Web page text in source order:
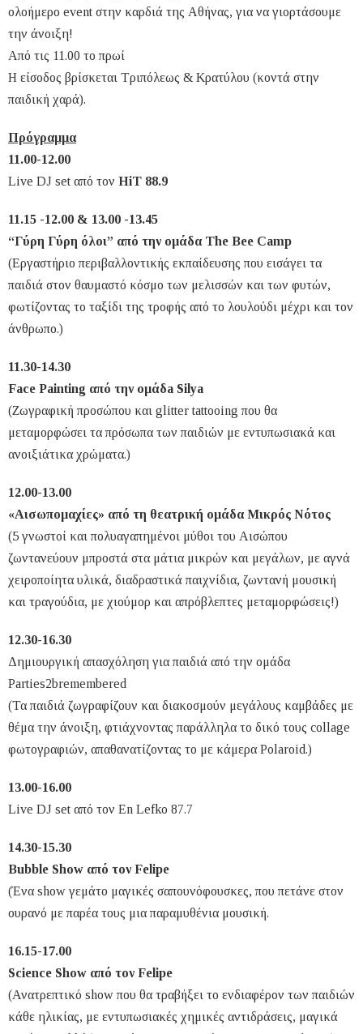
ολοήμερο event στην καρδιά της Αθήνας, για να γιορτάσουμε
την άνοιξη!
Από τις 11.00 το πρωί
Η είσοδος βρίσκεται Τριπόλεως & Κρατύλου (κοντά στην
παιδική χαρά).
Πρόγραμμα
11.00-12.00
Live DJ set από τον HiT 88.9
11.15 -12.00 & 13.00 -13.45
“Γύρη Γύρη όλοι” από την ομάδα The Bee Camp
(Εργαστήριο περιβαλλοντικής εκπαίδευσης που εισάγει τα
παιδιά στον θαυμαστό κόσμο των μελισσών και των φυτών,
φωτίζοντας το ταξίδι της τροφής από το λουλούδι μέχρι και τον
άνθρωπο.)
11.30-14.30
Face Painting από την ομάδa Silya
(Ζωγραφική προσώπου και glitter tattooing που θα
μεταμορφώσει τα πρόσωπα των παιδιών με εντυπωσιακά και
ανοιξιάτικα χρώματα.)
12.00-13.00
«Αισωπομαχίες» από τη θεατρική ομάδα Μικρός Νότος
(5 γνωστοί και πολυαγαπημένοι μύθοι του Αισώπου
ζωντανεύουν μπροστά στα μάτια μικρών και μεγάλων, με αγνά
χειροποίητα υλικά, διαδραστικά παιχνίδια, ζωντανή μουσική
και τραγούδια, με χιούμορ και απρόβλεπτες μεταμορφώσεις!)
12.30-16.30
Δημιουργική απασχόληση για παιδιά από την ομάδα
Parties2bremembered
(Τα παιδιά ζωγραφίζουν και διακοσμούν μεγάλους καμβάδες με
θέμα την άνοιξη, φτιάχνοντας παράλληλα το δικό τους collage
φωτογραφιών, απαθανατίζοντας το με κάμερα Polaroid.)
13.00-16.00
Live DJ set από τον En Lefko 87.7
14.30-15.30
Bubble Show από τον Felipe
(Ένα show γεμάτο μαγικές σαπουνόφουσκες, που πετάνε στον
ουρανό με παρέα τους μια παραμυθένια μουσική.
16.15-17.00
Science Show από τον Felipe
(Ανατρεπτικό show που θα τραβήξει το ενδιαφέρον των παιδιών
κάθε ηλικίας, με εντυπωσιακές χημικές αντιδράσεις, μαγικά